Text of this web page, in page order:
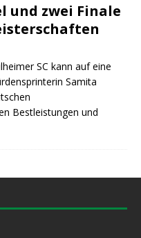
und zwei Finale
SC kann auf eine
Samita
Bestleistungen und